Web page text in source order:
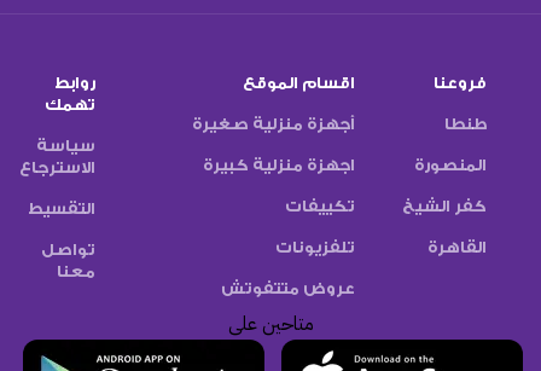
فروعنا
طنطا
المنصورة
كفر الشيخ
القاهرة
اقسام الموقع
أجهزة منزلية صغيرة
اجهزة منزلية كبيرة
تكييفات
تلفزيونات
عروض متتفوتش
روابط
تهمك
سياسة
الاسترجاع
التقسيط
تواصل
معنا
متاحين على